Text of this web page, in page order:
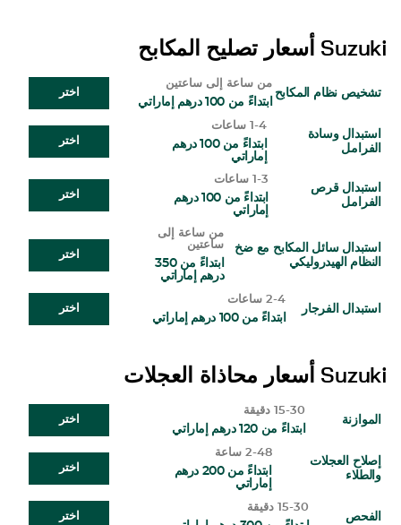
Suzuki أسعار تصليح المكابح
تشخيص نظام المكابح
من ساعة إلى ساعتين
ابتداءً من 100 درهم إماراتي
اختر
استبدال وسادة
الفرامل
1-4 ساعات
ابتداءً من 100 درهم
إماراتي
اختر
استبدال قرص
الفرامل
1-3 ساعات
ابتداءً من 100 درهم
إماراتي
اختر
استبدال سائل المكابح مع ضخ
النظام الهيدروليكي
من ساعة إلى
ساعتين
ابتداءً من 350
درهم إماراتي
اختر
استبدال الفرجار
2-4 ساعات
ابتداءً من 100 درهم إماراتي
اختر
Suzuki أسعار محاذاة العجلات
الموازنة
15-30 دقيقة
ابتداءً من 120 درهم إماراتي
اختر
إصلاح العجلات
والطلاء
2-48 ساعة
ابتداءً من 200 درهم
إماراتي
اختر
الفحص
15-30 دقيقة
اختر